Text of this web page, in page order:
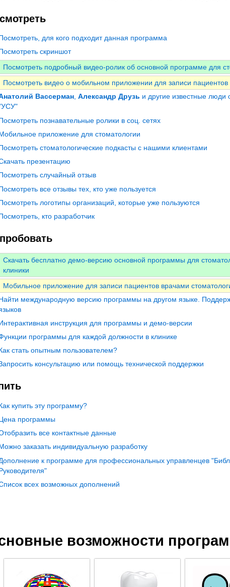
для кого подходит данная программа
скриншот
Посмотреть подробный видео-ролик об основной программе для
Посмотреть видео о мобильном приложении для записи пациентов
Вассерман, Александр Друзь и другие известные люди
познавательные ролики в соц. сетях
приложение для стоматологии
стоматологические подкасты с нашими клиентами
презентацию
случайный отзыв
все отзывы тех, кто уже пользуется
логотипы организаций, которые уже пользуются
кто разработчик
Скачать бесплатно демо-версию основной программы для
клиники
Мобильное приложение для записи пациентов врачами
международную версию программы на другом языке.
инструкция для программы и демо-версии
программы для каждой должности в клинике
стать опытным пользователем?
консультацию или помощь технической поддержки
купить эту программу?
программы
все контактные данные
заказать индивидуальную разработку
к программе для профессиональных управленцев
всех возможных дополнений
возможности